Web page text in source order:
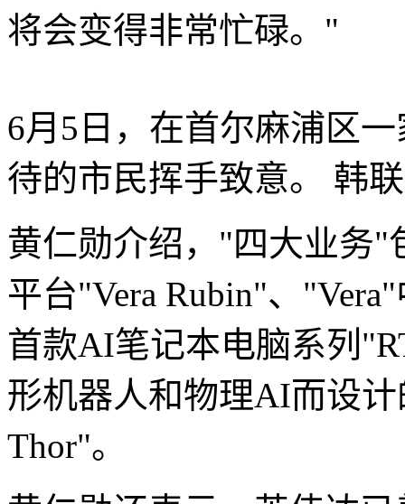
将会变得非常忙碌。"
6月5日，在首尔麻浦区
待的市民挥手致意。 韩
黄仁勋介绍，"四大业务
平台"Vera Rubin"、
首款AI笔记本电脑系列
形机器人和物理AI而设
Thor"。